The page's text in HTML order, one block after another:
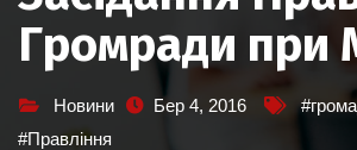
Громради при
Новини Бер 4, 2016
#Правління